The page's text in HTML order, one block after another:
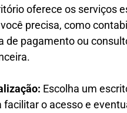
oferece os serviços
precisa, como
de pagamento ou
Escolha um
facilitar o acesso e